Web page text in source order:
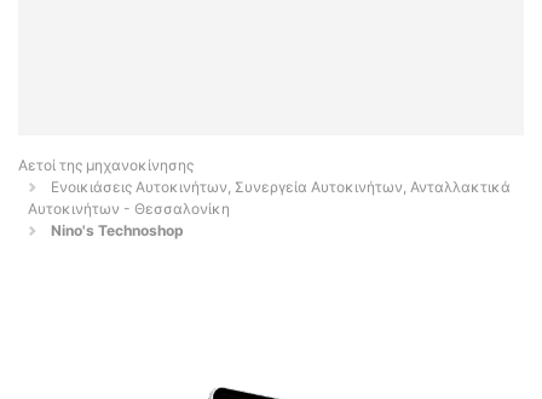
Αετοί της μηχανοκίνησης
Ενοικιάσεις Αυτοκινήτων, Συνεργεία Αυτοκινήτων, Ανταλλακτικά
Αυτοκινήτων - Θεσσαλονίκη
Nino's Technoshop